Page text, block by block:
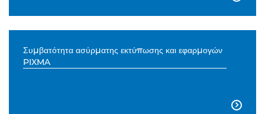
Συμβατότητα ασύρματης εκτύπωσης και εφαρμογών
PIXMA
